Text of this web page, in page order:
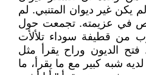
غير ديوان المتنبي. لم
في عزيمته. تجمعت حول
من قطيفة سوداء تلألأت
الديون وراح يقرأ مثل
شبه كبير مع ما يقرأ، ما